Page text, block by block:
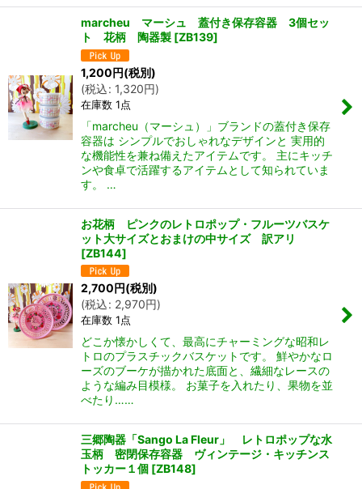
marcheu マーシュ 蓋付き保存容器 3個セッ
ト 花柄 陶器製 [ZB139]
1,200円(税別)
(税込: 1,320円)
在庫数 1点
「marcheu（マーシュ）」ブランドの蓋付き保存
容器は シンプルでおしゃれなデザインと 実用的
な機能性を兼ね備えたアイテムです。 主にキッチ
ンや食卓で活躍するアイテムとして知られていま
す。 …
お花柄 ピンクのレトロポップ・フルーツバスケ
ット大サイズとおまけの中サイズ 訳アリ
[ZB144]
2,700円(税別)
(税込: 2,970円)
在庫数 1点
どこか懐かしくて、最高にチャーミングな昭和レ
トロのプラスチックバスケットです。 鮮やかなロ
ーズのブーケが描かれた底面と、繊細なレースの
ような編み目模様。 お菓子を入れたり、果物を並
べたり……
三郷陶器「Sango La Fleur」 レトロポップな水
玉柄 密閉保存容器 ヴィンテージ・キッチンス
トッカー１個 [ZB148]